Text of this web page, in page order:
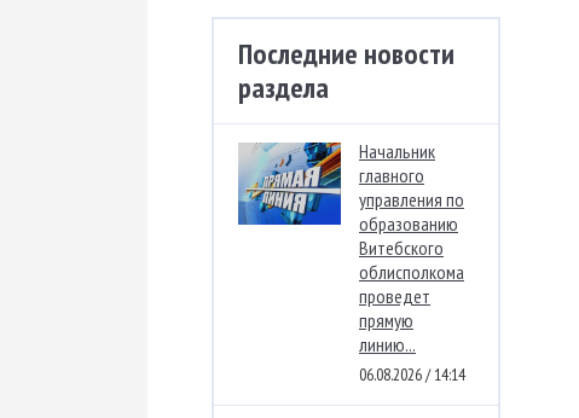
Последние новости
раздела
Начальник
главного
управления по
образованию
Витебского
облисполкома
проведет
прямую
линию...
06.08.2026 / 14:14